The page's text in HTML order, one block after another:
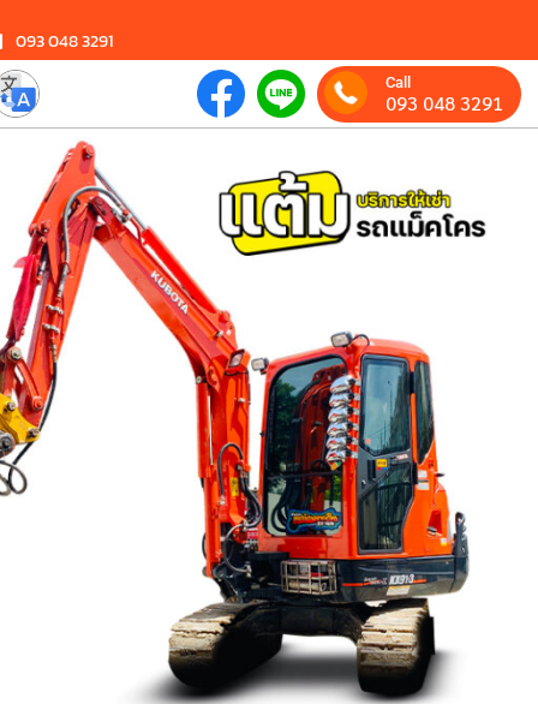
093 048 3291
Call
093 048 3291